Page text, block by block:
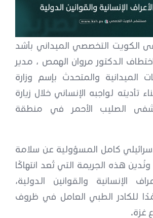
الكويت التخصصي الميداني بأشد
الدكتور مروان الهمص ، مدير
الميدانية والمتحدث بإسم وزارة
تأديته لواجبه الإنساني خلال زيارة
الصليب الأحمر في منطقة
كامل المسؤولية عن سلامة
هذه الجريمة التي تُعد انتهاكًا
الإنسانية والقوانين الدولية،
للكادر الطبي العامل في ظروف
غزة.